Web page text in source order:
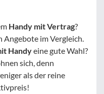
Handy mit Vertrag?
Angebote im Vergleich.
Handyeine gute Wahl?
sich, denn
als der reine